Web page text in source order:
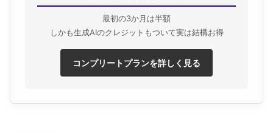
最初の3か月は半額
しかも生成AIのクレジットもついて実は結構お得
コンプリートプランを詳しく見る